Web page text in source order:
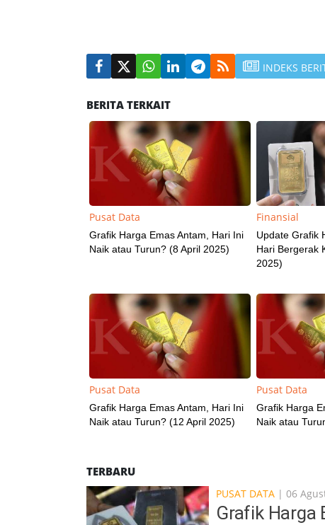
INDEKS
BERITA TERKAIT
Pusat Data
Grafik Harga Emas Antam, Hari Ini
Naik atau Turun? (8 April 2025)
Finansial
Update Grafik
Hari Bergerak
2025)
Pusat Data
Grafik Harga Emas Antam, Hari Ini
Naik atau Turun? (12 April 2025)
Pusat Data
Grafik Harga
Naik atau
TERBARU
PUSAT DATA | 06
Grafik Harga